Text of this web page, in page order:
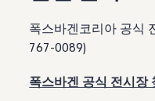
폭스바겐코리아 공식
767-0089)
폭스바겐 공식 전시장